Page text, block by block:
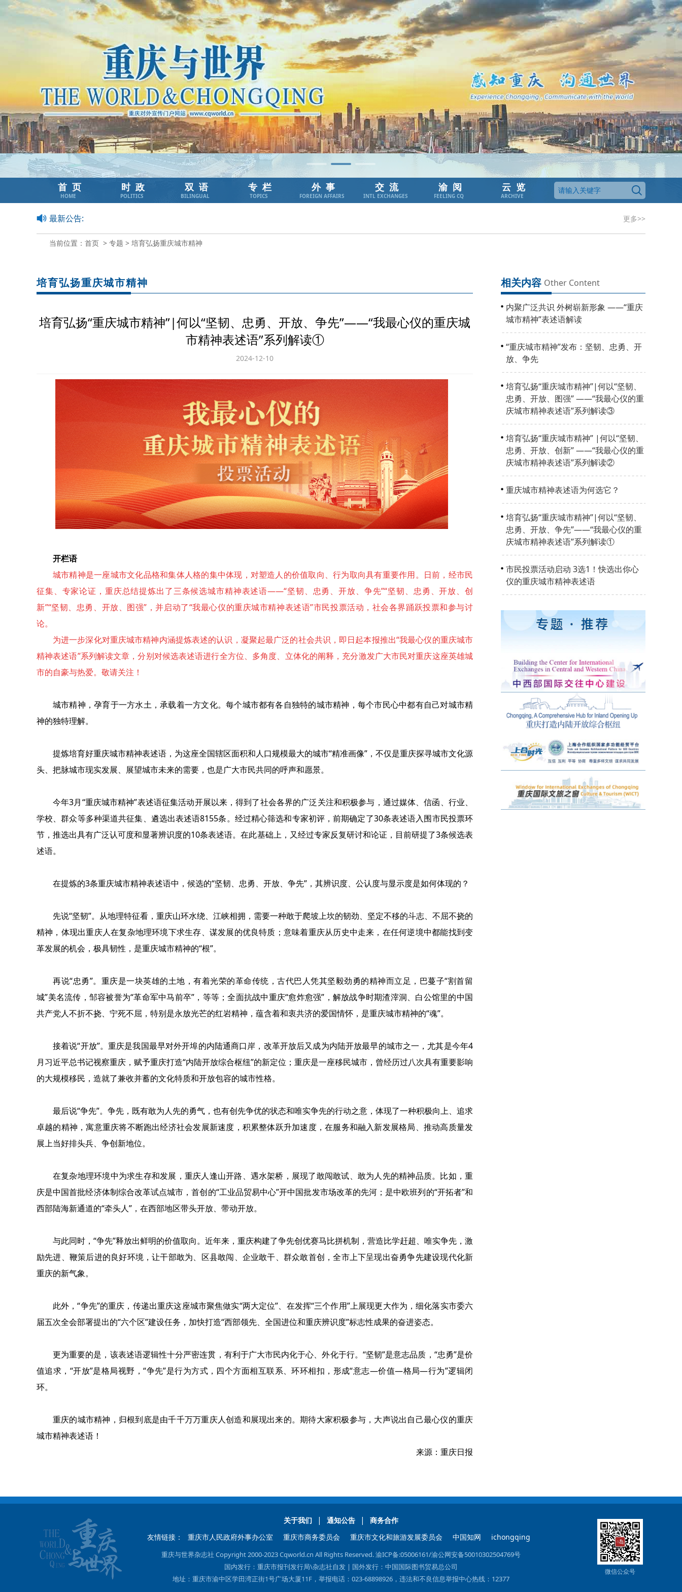
首页
HOME
时政
POLITICS
双语
BILINGUAL
专栏
TOPICS
外事
FOREIGN AFFAIRS
交流
INTL EXCHANGES
渝阅
FEELING CQ
云览
ARCHIVE
最新公告: 更多>>
当前位置： 首页 > 专题 > 培育弘扬重庆城市精神
培育弘扬重庆城市精神
培育弘扬“重庆城市精神”|何以“坚韧、忠勇、开放、争先”——“我最心仪的重庆城
市精神表述语”系列解读①
2024-12-10
开栏语
城市精神是一座城市文化品格和集体人格的集中体现，对塑造人的价值取向、行为取向具有重要作用。日前，经市民
征集、专家论证，重庆总结提炼出了三条候选城市精神表述语——“坚韧、忠勇、开放、争先”“坚韧、忠勇、开放、创
新”“坚韧、忠勇、开放、图强”，并启动了“我最心仪的重庆城市精神表述语”市民投票活动，社会各界踊跃投票和参与讨
论。
为进一步深化对重庆城市精神内涵提炼表述的认识，凝聚起最广泛的社会共识，即日起本报推出“我最心仪的重庆城市
精神表述语”系列解读文章，分别对候选表述语进行全方位、多角度、立体化的阐释，充分激发广大市民对重庆这座英雄城
市的自豪与热爱。敬请关注！
城市精神，孕育于一方水土，承载着一方文化。每个城市都有各自独特的城市精神，每个市民心中都有自己对城市精
神的独特理解。
提炼培育好重庆城市精神表述语，为这座全国辖区面积和人口规模最大的城市“精准画像”，不仅是重庆探寻城市文化源
头、把脉城市现实发展、展望城市未来的需要，也是广大市民共同的呼声和愿景。
今年3月“重庆城市精神”表述语征集活动开展以来，得到了社会各界的广泛关注和积极参与，通过媒体、信函、行业、
学校、群众等多种渠道共征集、遴选出表述语8155条。经过精心筛选和专家初评，前期确定了30条表述语入围市民投票环
节，推选出具有广泛认可度和显著辨识度的10条表述语。在此基础上，又经过专家反复研讨和论证，目前研提了3条候选表
述语。
在提炼的3条重庆城市精神表述语中，候选的“坚韧、忠勇、开放、争先”，其辨识度、公认度与显示度是如何体现的？
先说“坚韧”。从地理特征看，重庆山环水绕、江峡相拥，需要一种敢于爬坡上坎的韧劲、坚定不移的斗志、不屈不挠的
精神，体现出重庆人在复杂地理环境下求生存、谋发展的优良特质；意味着重庆从历史中走来，在任何逆境中都能找到变
革发展的机会，极具韧性，是重庆城市精神的“根”。
再说“忠勇”。重庆是一块英雄的土地，有着光荣的革命传统，古代巴人凭其坚毅劲勇的精神而立足，巴蔓子“割首留
城”美名流传，邹容被誉为“革命军中马前卒”，等等；全面抗战中重庆“愈炸愈强”，解放战争时期渣滓洞、白公馆里的中国
共产党人不折不挠、宁死不屈，特别是永放光芒的红岩精神，蕴含着和衷共济的爱国情怀，是重庆城市精神的“魂”。
接着说“开放”。重庆是我国最早对外开埠的内陆通商口岸，改革开放后又成为内陆开放最早的城市之一，尤其是今年4
月习近平总书记视察重庆，赋予重庆打造“内陆开放综合枢纽”的新定位；重庆是一座移民城市，曾经历过八次具有重要影响
的大规模移民，造就了兼收并蓄的文化特质和开放包容的城市性格。
最后说“争先”。争先，既有敢为人先的勇气，也有创先争优的状态和唯实争先的行动之意，体现了一种积极向上、追求
卓越的精神，寓意重庆将不断跑出经济社会发展新速度，积累整体跃升加速度，在服务和融入新发展格局、推动高质量发
展上当好排头兵、争创新地位。
在复杂地理环境中为求生存和发展，重庆人逢山开路、遇水架桥，展现了敢闯敢试、敢为人先的精神品质。比如，重
庆是中国首批经济体制综合改革试点城市，首创的“工业品贸易中心”开中国批发市场改革的先河；是中欧班列的“开拓者”和
西部陆海新通道的“牵头人”，在西部地区带头开放、带动开放。
与此同时，“争先”释放出鲜明的价值取向。近年来，重庆构建了争先创优赛马比拼机制，营造比学赶超、唯实争先，激
励先进、鞭策后进的良好环境，让干部敢为、区县敢闯、企业敢干、群众敢首创，全市上下呈现出奋勇争先建设现代化新
重庆的新气象。
此外，“争先”的重庆，传递出重庆这座城市聚焦做实“两大定位”、在发挥“三个作用”上展现更大作为，细化落实市委六
届五次全会部署提出的“六个区”建设任务，加快打造“西部领先、全国进位和重庆辨识度”标志性成果的奋进姿态。
更为重要的是，该表述语逻辑性十分严密连贯，有利于广大市民内化于心、外化于行。“坚韧”是意志品质，“忠勇”是价
值追求，“开放”是格局视野，“争先”是行为方式，四个方面相互联系、环环相扣，形成“意志—价值—格局—行为”逻辑闭
环。
重庆的城市精神，归根到底是由千千万万重庆人创造和展现出来的。期待大家积极参与，大声说出自己最心仪的重庆
城市精神表述语！
来源：重庆日报
相关内容 Other Content
内聚广泛共识 外树崭新形象 ——“重庆
城市精神”表述语解读
“重庆城市精神”发布：坚韧、忠勇、开
放、争先
培育弘扬“重庆城市精神”|何以“坚韧、
忠勇、开放、图强” ——“我最心仪的重
庆城市精神表述语”系列解读③
培育弘扬“重庆城市精神” |何以“坚韧、
忠勇、开放、创新” ——“我最心仪的重
庆城市精神表述语”系列解读②
重庆城市精神表述语为何选它？
培育弘扬“重庆城市精神”|何以“坚韧、
忠勇、开放、争先”——“我最心仪的重
庆城市精神表述语”系列解读①
市民投票活动启动 3选1！快选出你心
仪的重庆城市精神表述语
关于我们 | 通知公告 |
商务合作
友情链接：
重庆市人民政府外事办公室 重庆市商务委员会 重庆市文化和旅游发展委员会 中国知网 ichongqing
重庆与世界杂志社 Copyright 2000-2023 Cqworld.cn All Rights Reserved.渝ICP备:05006161/渝公网安备50010302504769号
国内发行：重庆市报刊发行局\杂志社自发 | 国外发行：中国国际图书贸易总公司
地址：重庆市渝中区学田湾正街1号广场大厦11F，举报电话：023-68898926，违法和不良信息举报中心热线：12377
微信公众号